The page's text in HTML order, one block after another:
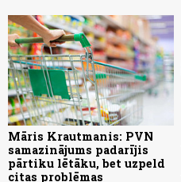
Māris Krautmanis: PVN
samazinājums padarījis
pārtiku lētāku, bet uzpeld
citas problēmas